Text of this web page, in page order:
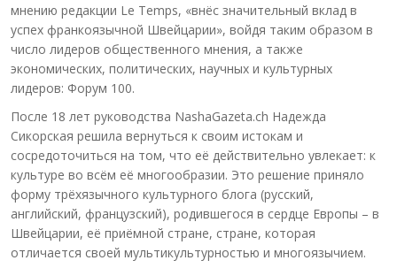
мнению редакции Le Temps, «внёс значительный вклад в
успех франкоязычной Швейцарии», войдя таким образом в
число лидеров общественного мнения, а также
экономических, политических, научных и культурных
лидеров: Форум 100.
После 18 лет руководства NashaGazeta.ch Надежда
Сикорская решила вернуться к своим истокам и
сосредоточиться на том, что её действительно увлекает: к
культуре во всём её многообразии. Это решение приняло
форму трёхязычного культурного блога (русский,
английский, французский), родившегося в сердце Европы – в
Швейцарии, её приёмной стране, стране, которая
отличается своей мультикультурностью и многоязычием.